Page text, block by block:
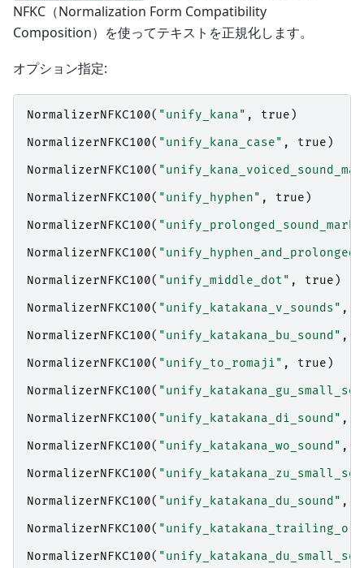
NFKC（Normalization Form Compatibility
Composition）を使ってテキストを正規化します。
オプション指定:
NormalizerNFKC100( "unify_kana" , true )
NormalizerNFKC100( "unify_kana_case" , true )
NormalizerNFKC100(
NormalizerNFKC100( "unify_hyphen" , true )
NormalizerNFKC100( "unify_prolonged_sound_mark"
NormalizerNFKC100(
NormalizerNFKC100( "unify_middle_dot" , true )
NormalizerNFKC100( "unify_katakana_v_sounds" ,
NormalizerNFKC100( "unify_katakana_bu_sound" ,
NormalizerNFKC100( "unify_to_romaji" , true )
NormalizerNFKC100(
NormalizerNFKC100( "unify_katakana_di_sound" ,
NormalizerNFKC100( "unify_katakana_wo_sound" ,
NormalizerNFKC100(
NormalizerNFKC100( "unify_katakana_du_sound" ,
NormalizerNFKC100( "unify_katakana_trailing_o"
NormalizerNFKC100(